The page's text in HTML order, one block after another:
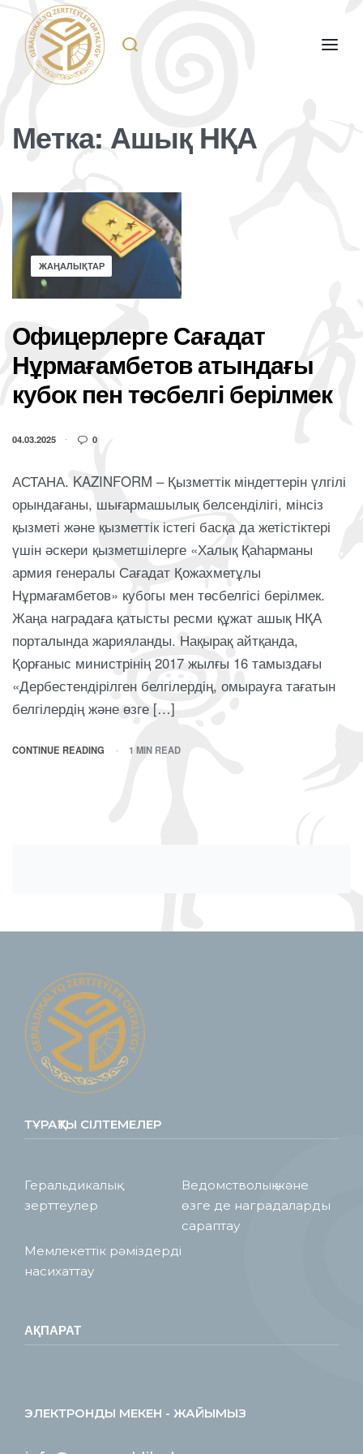
Метка: Ашық НҚА
ЖАҢАЛЫҚТАР
Офицерлерге Сағадат
Нұрмағамбетов атындағы
кубок пен төсбелгі берілмек
04.03.2025 0
АСТАНА. KAZINFORM – Қызметтік міндеттерін үлгілі
орындағаны, шығармашылық белсенділігі, мінсіз
қызметі және қызметтік істегі басқа да жетістіктері
үшін әскери қызметшілерге «Халық Қаһарманы
армия генералы Сағадат Қожахметұлы
Нұрмағамбетов» кубогы мен төсбелгісі берілмек.
Жаңа наградаға қатысты ресми құжат ашық НҚА
порталында жарияланды. Нақырақ айтқанда,
Қорғаныс министрінің 2017 жылғы 16 тамыздағы
«Дербестендірілген белгілердің, омырауға тағатын
белгілердің және өзге […]
CONTINUE READING 1 MIN READ
ТҰРАҚТЫ СІЛТЕМЕЛЕР
Геральдикалық
зерттеулер
Ведомстволық және
өзге де наградаларды
сараптау
Мемлекеттік рәміздерді
насихаттау
АҚПАРАТ
ЭЛЕКТРОНДЫ МЕКЕН - ЖАЙЫМЫЗ